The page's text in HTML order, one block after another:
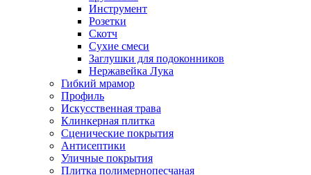
Инструмент
Розетки
Скотч
Сухие смеси
Заглушки для подоконников
Нержавейка Лука
Гибкий мрамор
Профиль
Искусственная трава
Клинкерная плитка
Сценические покрытия
Антисептики
Уличные покрытия
Плитка полимернопесчаная